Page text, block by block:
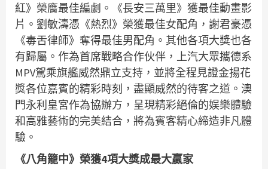
紅》榮膺最佳編劇。《長安三萬里》獲最佳動畫影
片。劉敏濤憑《熱烈》榮獲最佳女配角，謝君豪憑
《毒舌律師》奪得最佳男配角。其他各項大獎也各
有歸屬。作為首席戰略合作伙伴，上汽大眾攜德系
MPV駕乘旗艦威然鼎立支持，並將全程見證金揚花
獎各位嘉賓的精彩時刻，盡顯威然的待客之道。澳
門永利皇宮作為協辦方，呈現精彩絕倫的娱樂體驗
和高雅藝術的完美結合，將為賓客精心締造非凡體
驗。
《八角籠中》榮獲4項大獎成最大贏家